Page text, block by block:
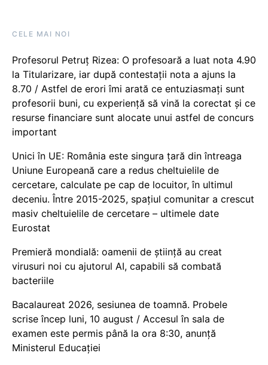
CELE MAI NOI
Profesorul Petruț Rizea: O profesoară a luat nota 4.90
la Titularizare, iar după contestații nota a ajuns la
8.70 / Astfel de erori îmi arată ce entuziasmați sunt
profesorii buni, cu experiență să vină la corectat și ce
resurse financiare sunt alocate unui astfel de concurs
important
Unici în UE: România este singura țară din întreaga
Uniune Europeană care a redus cheltuielile de
cercetare, calculate pe cap de locuitor, în ultimul
deceniu. Între 2015-2025, spațiul comunitar a crescut
masiv cheltuielile de cercetare – ultimele date
Eurostat
Premieră mondială: oamenii de știință au creat
virusuri noi cu ajutorul AI, capabili să combată
bacteriile
Bacalaureat 2026, sesiunea de toamnă. Probele
scrise încep luni, 10 august / Accesul în sala de
examen este permis până la ora 8:30, anunță
Ministerul Educației